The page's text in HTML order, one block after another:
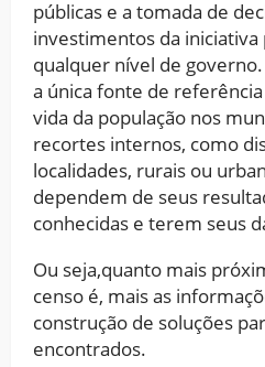
públicas e a tomada de
investimentos da iniciativa
qualquer nível de
a única fonte de
vida da população nos
recortes internos, como
localidades, rurais ou
dependem de seus
conhecidas e terem seus
Ou seja,quanto mais
censo é, mais as
construção de soluções
encontrados.